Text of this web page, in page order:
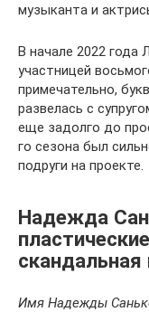
музыканта и
В начале 2022 года
участницей
примечательно,
развелась с
еще задолго до
го сезона был
подруги на проекте.
Надежда
скандальная
Имя Надежды